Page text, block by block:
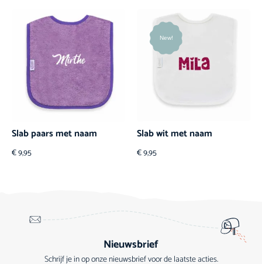
Slab paars met naam
€9,95
New!
Slab wit met naam
€9,95
Nieuwsbrief
Schrijf je in op onze nieuwsbrief voor de laatste acties.